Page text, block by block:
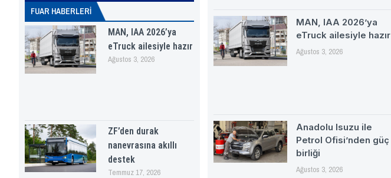
FUAR HABERLERI
MAN, IAA 2026’ya
eTruck ailesiyle hazır
Ağustos 3, 2026
ZF’den durak
nanevrasına akıllı
destek
Temmuz 17, 2026
MAN, IAA 2026’ya
eTruck ailesiyle hazır
Ağustos 3, 2026
Anadolu Isuzu ile
Petrol Ofisi’nden güç
birliği
Ağustos 3, 2026